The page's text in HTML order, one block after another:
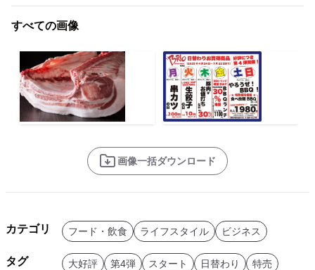
すべての画像
画像一括ダウンロード
カテゴリ フード・飲食 ライフスタイル ビジネス
タグ 大好評 第4弾 スタート 日替わり
特売